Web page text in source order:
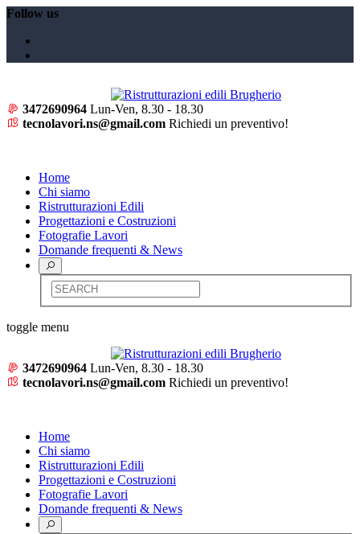
Follow us
3472690964 Lun-Ven, 8.30 - 18.30
tecnolavori.ns@gmail.com Richiedi un preventivo!
Home
Chi siamo
Ristrutturazioni Edili
Progettazioni e Costruzioni
Fotografie Lavori
Domande frequenti & News
toggle menu
3472690964 Lun-Ven, 8.30 - 18.30
tecnolavori.ns@gmail.com Richiedi un preventivo!
Home
Chi siamo
Ristrutturazioni Edili
Progettazioni e Costruzioni
Fotografie Lavori
Domande frequenti & News